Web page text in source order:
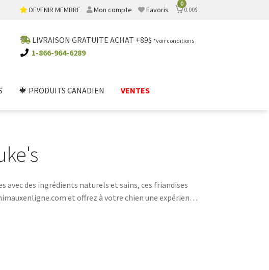
0
0.00$
DEVENIR MEMBRE Mon compte Favoris
LIVRAISON GRATUITE ACHAT +89$ *voir conditions
1-866-964-6289
🍁 PRODUITS CANADIEN VENTES
des ingrédients naturels et sains, ces friandises
et offrez à votre chien une expérience